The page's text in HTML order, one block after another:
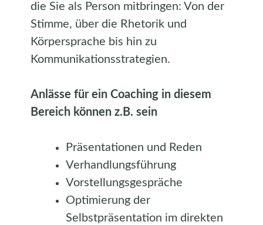
die Sie als Person mitbringen: Von der
Stimme, über die Rhetorik und
Körpersprache bis hin zu
Kommunikationsstrategien.
Anlässe für ein Coaching in diesem
Bereich können z.B. sein
Präsentationen und Reden
Verhandlungsführung
Vorstellungsgespräche
Optimierung der
Selbstpräsentation im direkten